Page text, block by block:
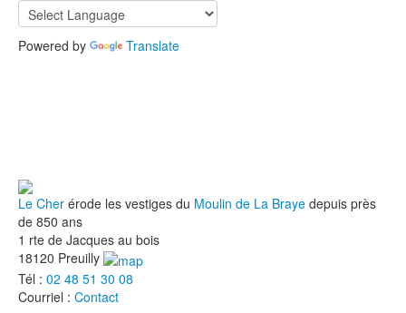
Powered by Translate
Le Cher érode les vestiges du Moulin de La Braye depuis près
de 850 ans
1 rte de Jacques au bois
18120 Preuilly
Tél : 02 48 51 30 08
Courriel : Contact